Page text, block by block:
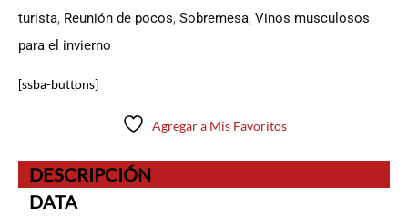
turista, Reunión de pocos, Sobremesa, Vinos musculosos
para el invierno
[ssba-buttons]
Agregar a Mis Favoritos
DESCRIPCIÓN
DATA